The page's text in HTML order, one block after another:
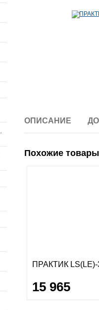
ОПИСАНИЕ
Похожие
ПРАКТИК LS(LE)-
15 965